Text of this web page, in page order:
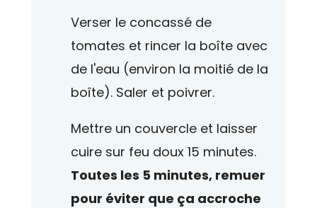
Verser le concassé de
tomates et rincer la boîte avec
de l'eau (environ la moitié de la
boîte). Saler et poivrer.
Mettre un couvercle et laisser
cuire sur feu doux 15 minutes.
Toutes les 5 minutes, remuer
pour éviter que ça accroche